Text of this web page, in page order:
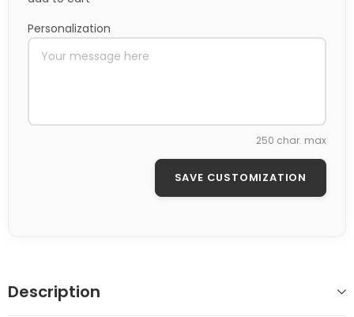
Personalization
250 char. max
SAVE CUSTOMIZATION
Description